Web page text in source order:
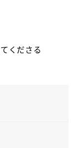
くださる